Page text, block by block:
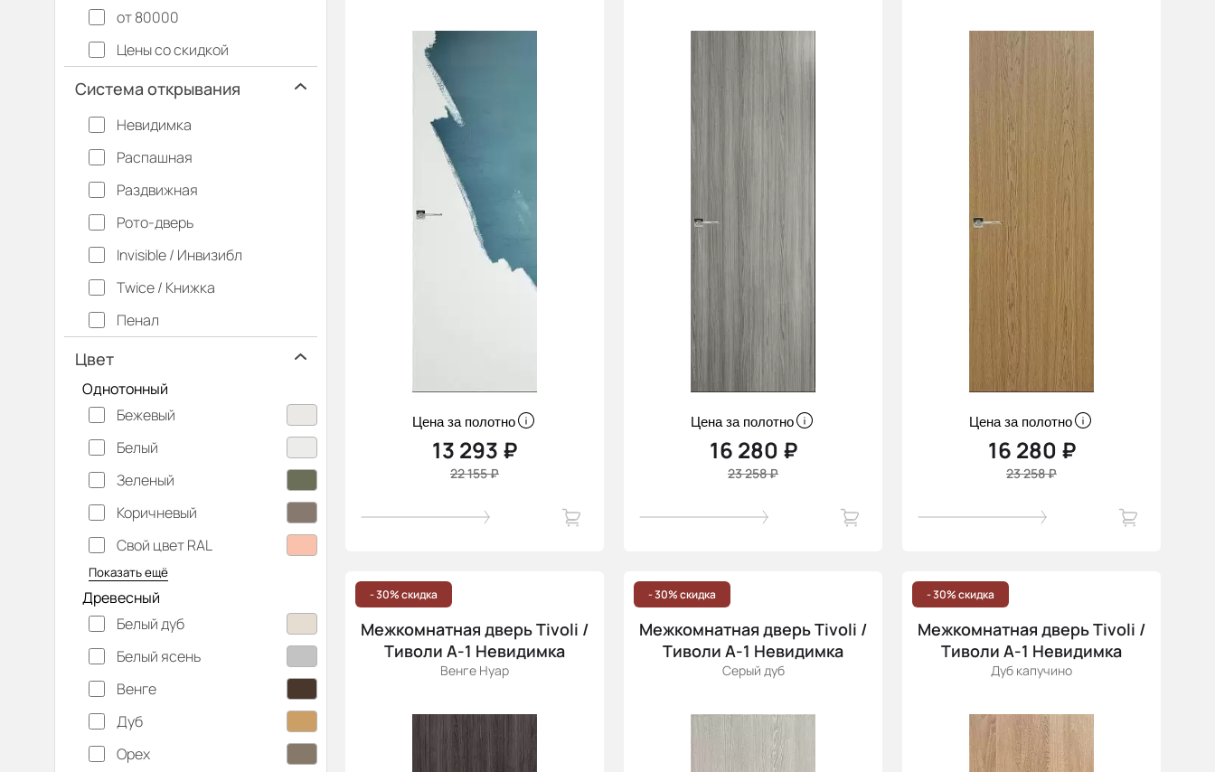
от 80000
Цены со скидкой
Система открывания
Невидимка
Распашная
Раздвижная
Рото-дверь
Invisible / Инвизибл
Twice / Книжка
Пенал
Цвет
Однотонный
Бежевый
Белый
Зеленый
Коричневый
Свой цвет RAL
Серебристый
Серый
Темно-серый
Хаки
Черный
Показать ещё
Древесный
Белый дуб
Белый ясень
Венге
Дуб
Орех
Серый дуб
Цена за полотно
13 293 ₽
22 155 ₽
Цена за полотно
16 280 ₽
23 258 ₽
Цена за полотно
16 280 ₽
23 258 ₽
- 30% скидка
Межкомнатная дверь Tivoli /
Тиволи А-1 Невидимка
Венге Нуар
- 30% скидка
Межкомнатная дверь Tivoli /
Тиволи А-1 Невидимка
Серый дуб
- 30% скидка
Межкомнатная дверь Tivoli /
Тиволи А-1 Невидимка
Дуб капучино